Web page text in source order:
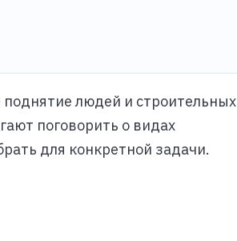
людей и строительных
поговорить о видах
для конкретной задачи.